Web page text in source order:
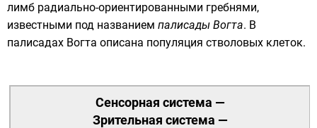
лимб радиально-ориентированными гребнями,
известными под названием палисады Вогта. В
палисадах Вогта описана популяция стволовых клеток.
Сенсорная система —
Зрительная система —